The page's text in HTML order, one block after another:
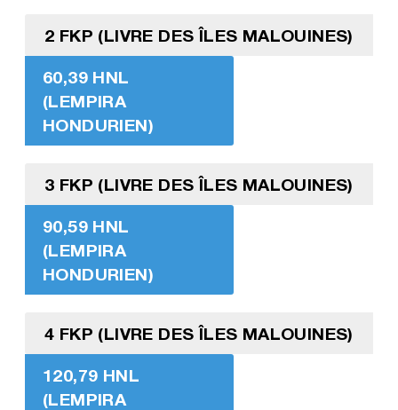
2 FKP (LIVRE DES ÎLES MALOUINES)
60,39 HNL
(LEMPIRA
HONDURIEN)
3 FKP (LIVRE DES ÎLES MALOUINES)
90,59 HNL
(LEMPIRA
HONDURIEN)
4 FKP (LIVRE DES ÎLES MALOUINES)
120,79 HNL
(LEMPIRA